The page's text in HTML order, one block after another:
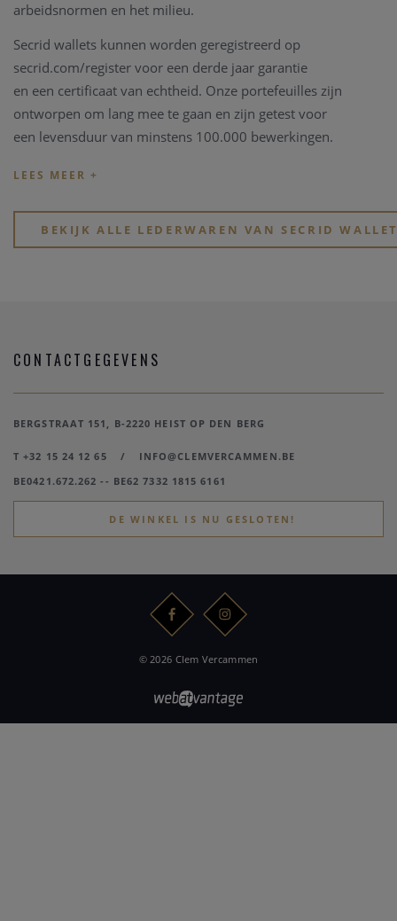
arbeidsnormen en het milieu.
Secrid wallets kunnen worden geregistreerd op
secrid.com/register voor een derde jaar garantie
en een certificaat van echtheid. Onze portefeuilles zijn
ontworpen om lang mee te gaan en zijn getest voor
een levensduur van minstens 100.000 bewerkingen.
De originele Cardprotector werd gelanceerd in 2009 en
Cardprotector beschermt kaarten tegen buigen en breken.
Door het gebruik van aluminium beschermt deze ook tegen
BEKIJK ALLE LEDERWAREN VAN SECRID
CONTACTGEGEVENS
BERGSTRAAT 151, B-2220 HEIST OP DEN BERG
T +32 15 24 12 65 /
INFO@CLEMVERCAMMEN.BE
BE0421.672.262 -- BE62 7332 1815 6161
DE WINKEL IS NU GESLOTEN!
© 2026 Clem Vercammen